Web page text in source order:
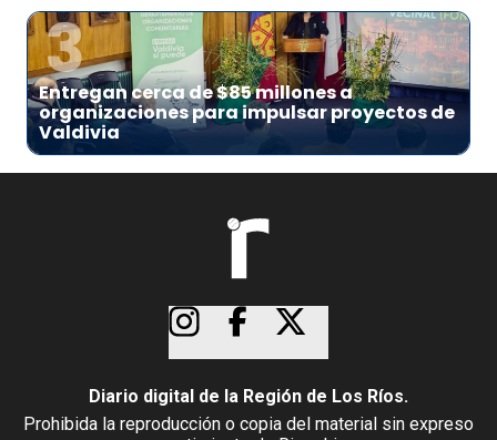
3
Entregan cerca de $85 millones a
organizaciones para impulsar proyectos de
Valdivia
Diario digital de la Región de Los Ríos.
Prohibida la reproducción o copia del material sin expreso